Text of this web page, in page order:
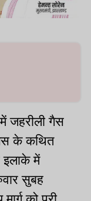
जहरीली गैस
के कथित
इलाके में
सुबह